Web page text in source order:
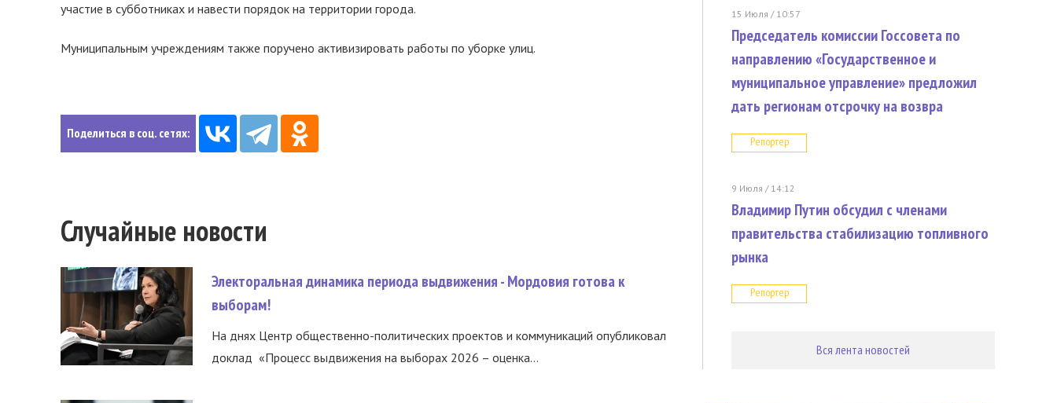
участие в субботниках и навести порядок на территории города.
Муниципальным учреждениям также поручено активизировать работы по уборке улиц.
Поделиться в соц. сетях:
Случайные новости
Электоральная динамика периода выдвижения - Мордовия готова к
выборам!
На днях Центр общественно-политических проектов и коммуникаций опубликовал
доклад «Процесс выдвижения на выборах 2026 – оценка...
15 Июля / 10:57
Председатель комиссии Госсовета по
направлению «Государственное и
муниципальное управление» предложил
дать регионам отсрочку на возвра
Репортер
9 Июля / 14:12
Владимир Путин обсудил с членами
правительства стабилизацию топливного
рынка
Репортер
Вся лента новостей